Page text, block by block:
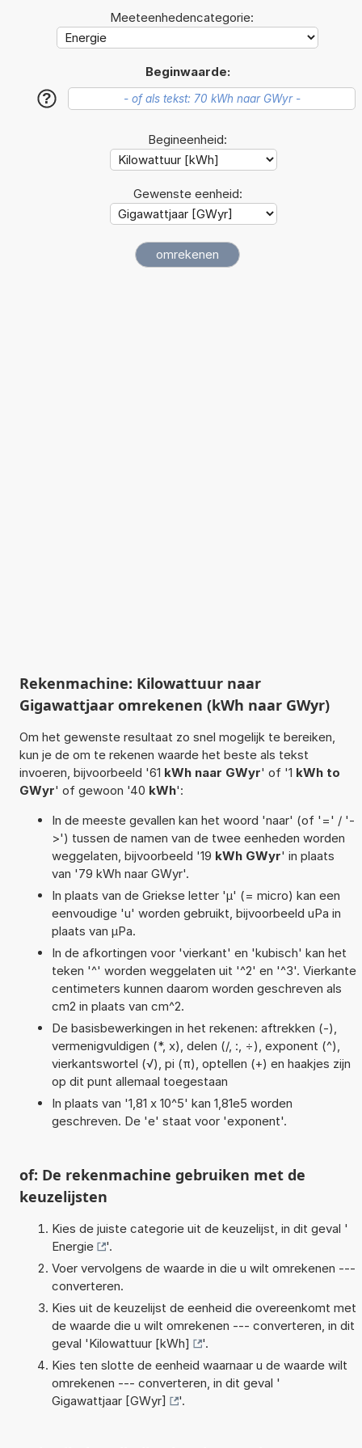
Meeteenhedencategorie:
Beginwaarde:
?
Begineenheid:
Gewenste eenheid:
Rekenmachine: Kilowattuur naar
Gigawattjaar omrekenen (kWh naar GWyr)
Om het gewenste resultaat zo snel mogelijk te bereiken,
kun je de om te rekenen waarde het beste als tekst
invoeren, bijvoorbeeld '61 kWh naar GWyr' of '1 kWh to
GWyr' of gewoon '40 kWh':
In de meeste gevallen kan het woord 'naar' (of '=' / '-
>') tussen de namen van de twee eenheden worden
weggelaten, bijvoorbeeld '19 kWh GWyr' in plaats
van '79 kWh naar GWyr'.
In plaats van de Griekse letter 'µ' (= micro) kan een
eenvoudige 'u' worden gebruikt, bijvoorbeeld uPa in
plaats van µPa.
In de afkortingen voor 'vierkant' en 'kubisch' kan het
teken '^' worden weggelaten uit '^2' en '^3'. Vierkante
centimeters kunnen daarom worden geschreven als
cm2 in plaats van cm^2.
De basisbewerkingen in het rekenen: aftrekken (-),
vermenigvuldigen (*, x), delen (/, :, ÷), exponent (^),
vierkantswortel (√), pi (π), optellen (+) en haakjes zijn
op dit punt allemaal toegestaan
In plaats van '1,81 x 10^5' kan 1,81e5 worden
geschreven. De 'e' staat voor 'exponent'.
of: De rekenmachine gebruiken met de
keuzelijsten
Kies de juiste categorie uit de keuzelijst, in dit geval '
Energie
'.
Voer vervolgens de waarde in die u wilt omrekenen ---
converteren.
Kies uit de keuzelijst de eenheid die overeenkomt met
de waarde die u wilt omrekenen --- converteren, in dit
geval 'Kilowattuur [kWh]
'.
Kies ten slotte de eenheid waarnaar u de waarde wilt
omrekenen --- converteren, in dit geval '
Gigawattjaar [GWyr]
'.